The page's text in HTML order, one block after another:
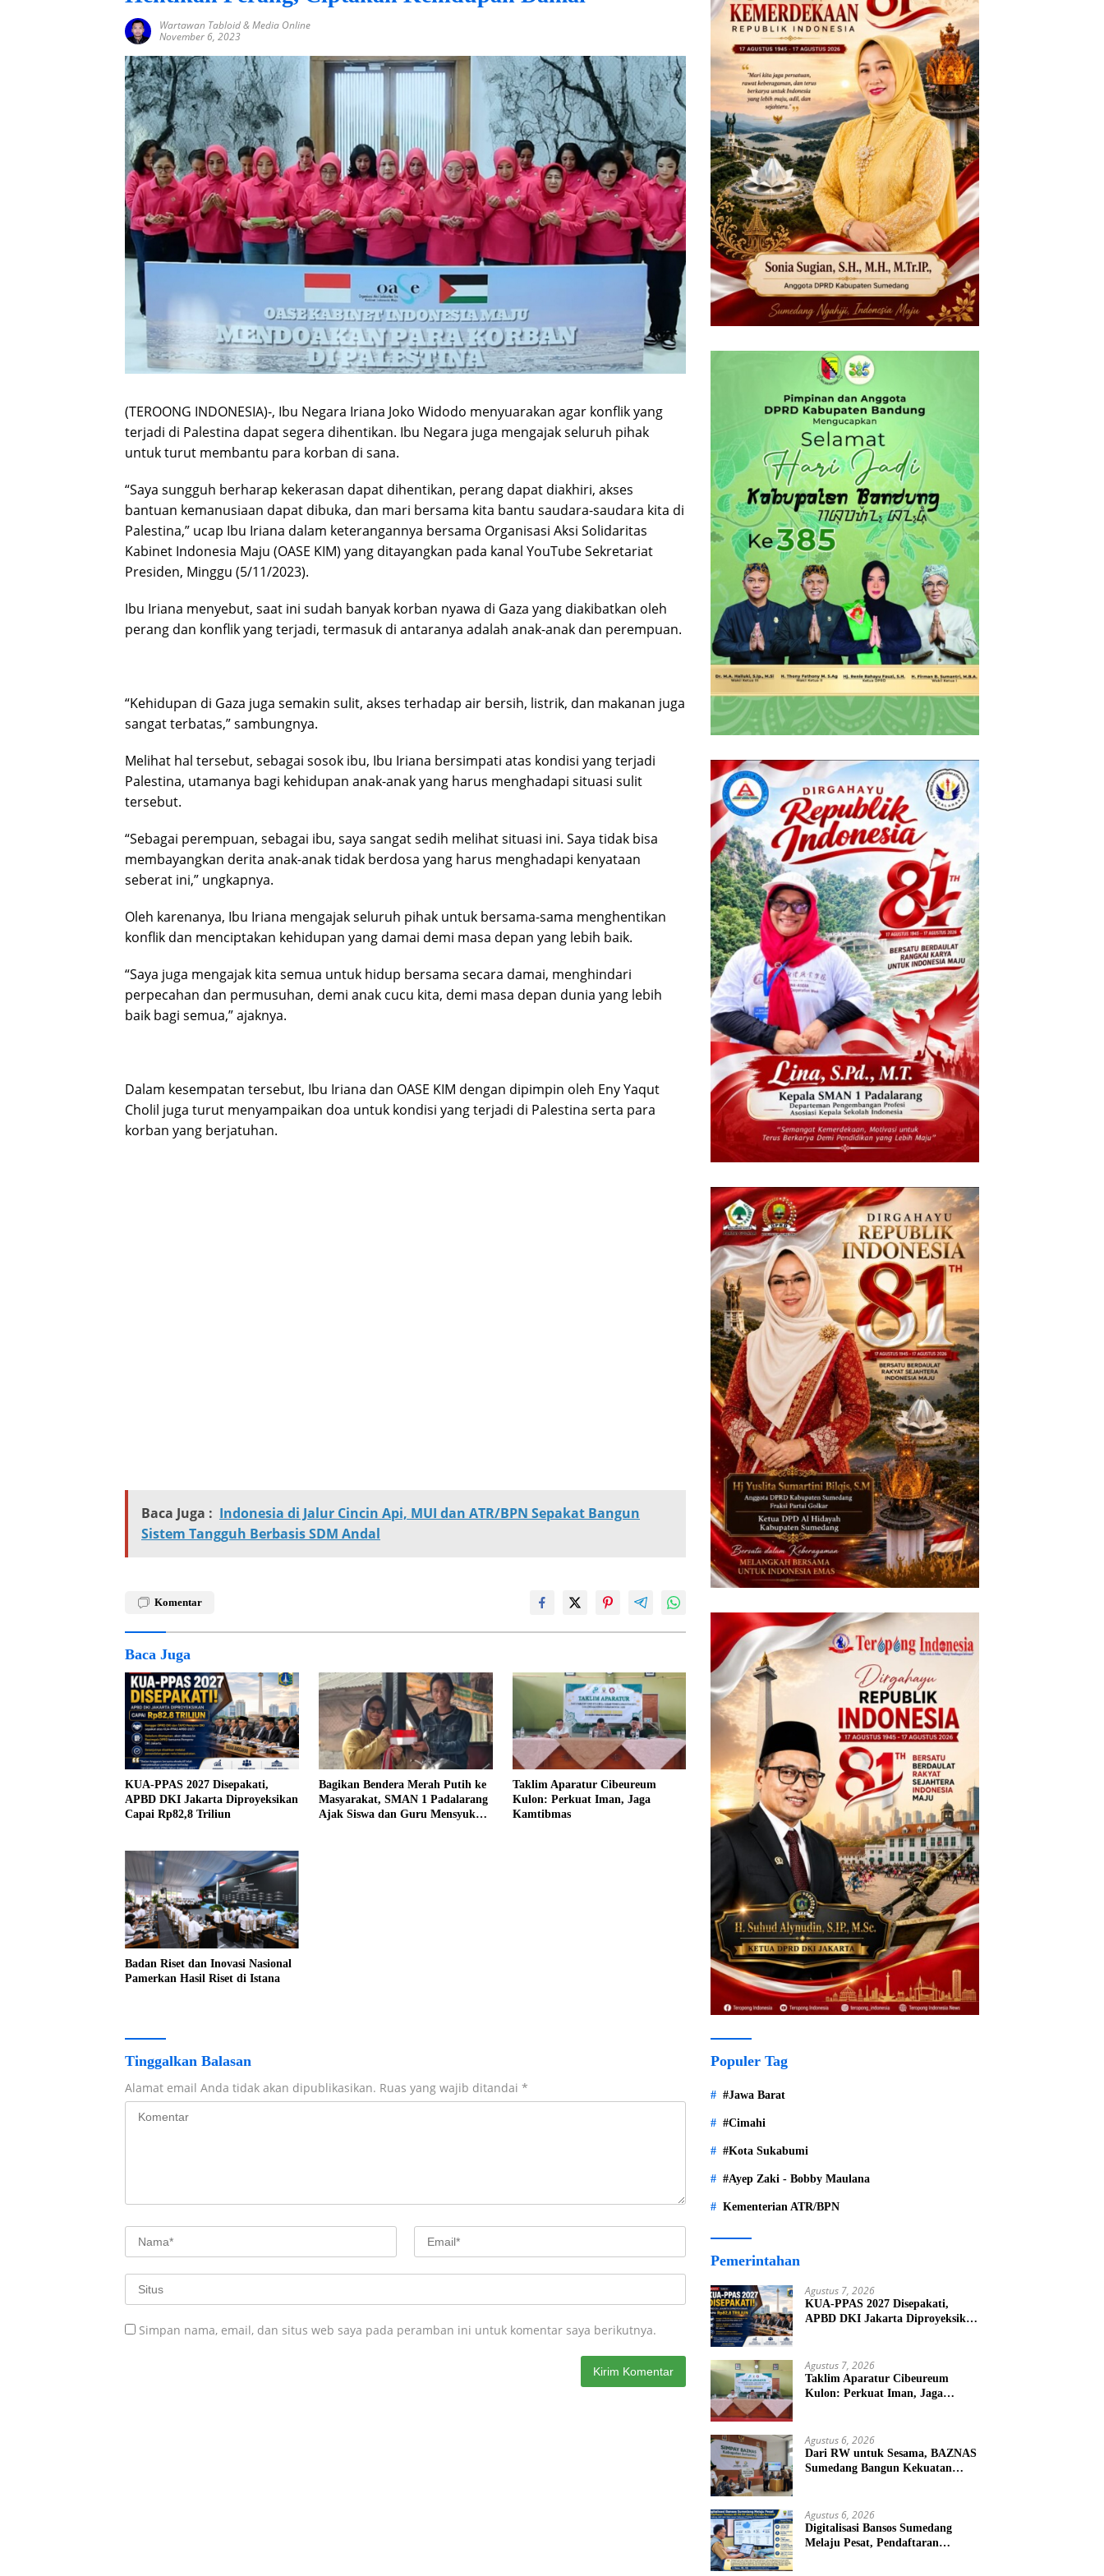
Wartawan Tabloid & Media Online
November 6, 2023
(TEROONG INDONESIA)-, Ibu Negara Iriana Joko Widodo menyuarakan agar konflik yang
terjadi di Palestina dapat segera dihentikan. Ibu Negara juga mengajak seluruh pihak
untuk turut membantu para korban di sana.
“Saya sungguh berharap kekerasan dapat dihentikan, perang dapat diakhiri, akses
bantuan kemanusiaan dapat dibuka, dan mari bersama kita bantu saudara-saudara kita di
Palestina,” ucap Ibu Iriana dalam keterangannya bersama Organisasi Aksi Solidaritas
Kabinet Indonesia Maju (OASE KIM) yang ditayangkan pada kanal YouTube Sekretariat
Presiden, Minggu (5/11/2023).
Ibu Iriana menyebut, saat ini sudah banyak korban nyawa di Gaza yang diakibatkan oleh
perang dan konflik yang terjadi, termasuk di antaranya adalah anak-anak dan perempuan.
“Kehidupan di Gaza juga semakin sulit, akses terhadap air bersih, listrik, dan makanan juga
sangat terbatas,” sambungnya.
Melihat hal tersebut, sebagai sosok ibu, Ibu Iriana bersimpati atas kondisi yang terjadi
Palestina, utamanya bagi kehidupan anak-anak yang harus menghadapi situasi sulit
tersebut.
“Sebagai perempuan, sebagai ibu, saya sangat sedih melihat situasi ini. Saya tidak bisa
membayangkan derita anak-anak tidak berdosa yang harus menghadapi kenyataan
seberat ini,” ungkapnya.
Oleh karenanya, Ibu Iriana mengajak seluruh pihak untuk bersama-sama menghentikan
konflik dan menciptakan kehidupan yang damai demi masa depan yang lebih baik.
“Saya juga mengajak kita semua untuk hidup bersama secara damai, menghindari
perpecahan dan permusuhan, demi anak cucu kita, demi masa depan dunia yang lebih
baik bagi semua,” ajaknya.
Dalam kesempatan tersebut, Ibu Iriana dan OASE KIM dengan dipimpin oleh Eny Yaqut
Cholil juga turut menyampaikan doa untuk kondisi yang terjadi di Palestina serta para
korban yang berjatuhan.
Baca Juga : Indonesia di Jalur Cincin Api, MUI dan ATR/BPN Sepakat Bangun
Sistem Tangguh Berbasis SDM Andal
Komentar
Baca Juga
KUA-PPAS 2027 Disepakati,
APBD DKI Jakarta Diproyeksikan
Capai Rp82,8 Triliun
Bagikan Bendera Merah Putih ke
Masyarakat, SMAN 1 Padalarang
Ajak Siswa dan Guru Mensyukuri
Taklim Aparatur Cibeureum
Kulon: Perkuat Iman, Jaga
Kamtibmas
Badan Riset dan Inovasi Nasional
Pamerkan Hasil Riset di Istana
Tinggalkan Balasan
Alamat email Anda tidak akan dipublikasikan. Ruas yang wajib ditandai *
Simpan nama, email, dan situs web saya pada peramban ini untuk komentar saya berikutnya.
Populer Tag
#Jawa Barat
#Cimahi
#Kota Sukabumi
#Ayep Zaki - Bobby Maulana
Kementerian ATR/BPN
Pemerintahan
Agustus 7, 2026
KUA-PPAS 2027 Disepakati,
APBD DKI Jakarta Diproyeksikan
Agustus 7, 2026
Taklim Aparatur Cibeureum
Kulon: Perkuat Iman, Jaga
Agustus 6, 2026
Dari RW untuk Sesama, BAZNAS
Sumedang Bangun Kekuatan
Agustus 6, 2026
Digitalisasi Bansos Sumedang
Melaju Pesat, Pendaftaran